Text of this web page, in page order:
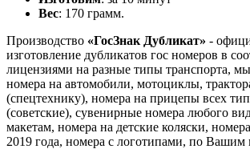
Вес: 170 грамм.
Производство «ГосЗнак Дубликат» -
изготовление дубликатов гос номеров в
лицензиями на разные типы транспорта,
номера на автомобили, мотоциклы,
(спецтехнику), номера на прицепы всех
(советские), сувенирные номера любого
макетам, номера на детские коляски,
2019 года, номера с логотипами, по Вашим